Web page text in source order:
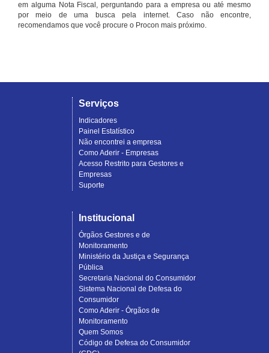
em alguma Nota Fiscal, perguntando para a empresa ou até mesmo
por meio de uma busca pela internet. Caso não encontre,
recomendamos que você procure o Procon mais próximo.
Serviços
Indicadores
Painel Estatístico
Não encontrei a empresa
Como Aderir - Empresas
Acesso Restrito para Gestores e
Empresas
Suporte
Institucional
Órgãos Gestores e de
Monitoramento
Ministério da Justiça e Segurança
Pública
Secretaria Nacional do Consumidor
Sistema Nacional de Defesa do
Consumidor
Como Aderir - Órgãos de
Monitoramento
Quem Somos
Código de Defesa do Consumidor